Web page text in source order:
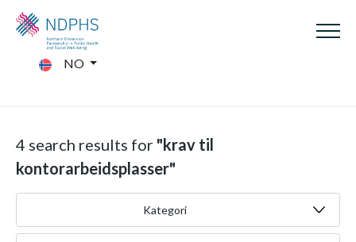
NO
4 search results for "krav til
kontorarbeidsplasser"
Kategori